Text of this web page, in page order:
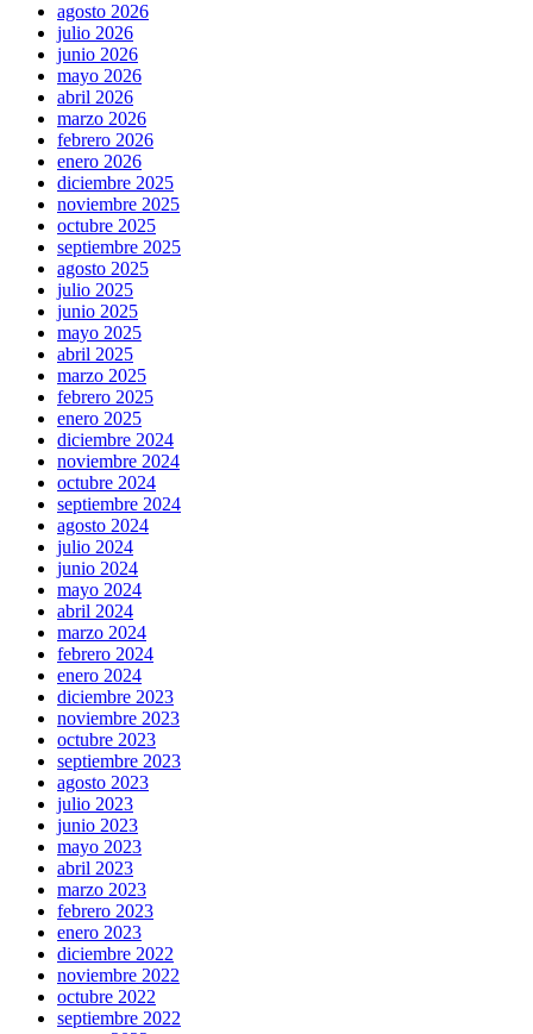
agosto 2026
julio 2026
junio 2026
mayo 2026
abril 2026
marzo 2026
febrero 2026
enero 2026
diciembre 2025
noviembre 2025
octubre 2025
septiembre 2025
agosto 2025
julio 2025
junio 2025
mayo 2025
abril 2025
marzo 2025
febrero 2025
enero 2025
diciembre 2024
noviembre 2024
octubre 2024
septiembre 2024
agosto 2024
julio 2024
junio 2024
mayo 2024
abril 2024
marzo 2024
febrero 2024
enero 2024
diciembre 2023
noviembre 2023
octubre 2023
septiembre 2023
agosto 2023
julio 2023
junio 2023
mayo 2023
abril 2023
marzo 2023
febrero 2023
enero 2023
diciembre 2022
noviembre 2022
octubre 2022
septiembre 2022